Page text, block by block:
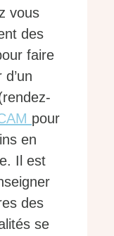
vous
des
faire
pour
en
Il est
des
se